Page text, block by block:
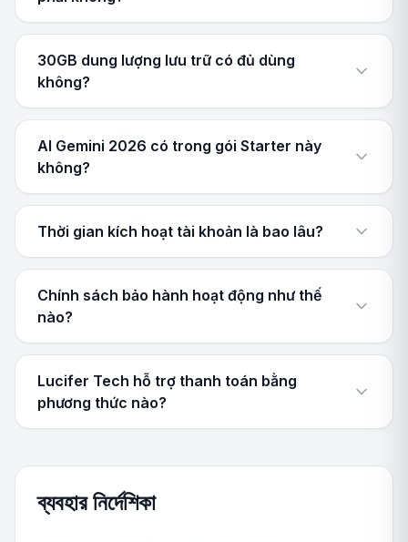
30GB dung lượng lưu trữ có đủ dùng
không?
AI Gemini 2026 có trong gói Starter này
không?
Thời gian kích hoạt tài khoản là bao lâu?
Chính sách bảo hành hoạt động như thế
nào?
Lucifer Tech hỗ trợ thanh toán bằng
phương thức nào?
ব্যবহার নির্দেশিকা